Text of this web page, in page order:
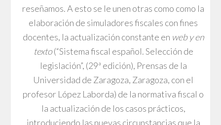
reseñamos. A esto se le unen otras como como la
elaboración de simuladores fiscales con fines
docentes, la actualización constante en web y en
texto(“Sistema fiscal español. Selección de
legislación”, (29ª edición), Prensas de la
Universidad de Zaragoza, Zaragoza, con el
profesor López Laborda) de la normativa fiscal o
la actualización de los casos prácticos,
introduciendo las nuevas circunstancias que la